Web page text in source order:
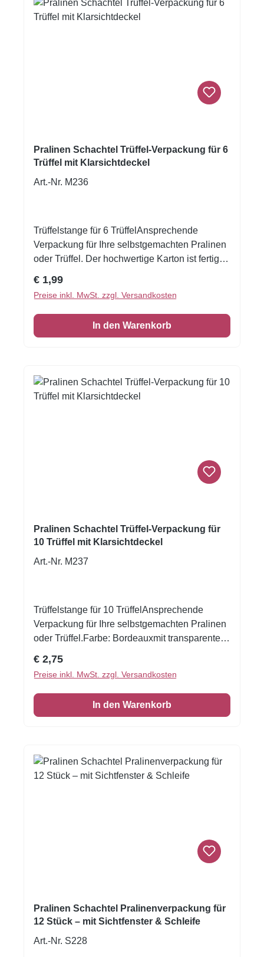
Pralinen, Trüffel, Konfekt, Mini-Gebäck oder
kleine Geschenke für besondere Anlässe wie
Pralinen Schachtel Trüffel-Verpackung für 6
Trüffel mit Klarsichtdeckel
Art.-Nr. M236
Trüffelstange für 6 TrüffelAnsprechende
Verpackung für Ihre selbstgemachten Pralinen
oder Trüffel. Der hochwertige Karton ist fertig
SchieberMaße: 188x30x30mmDie Trüffel sind
im Lieferumfang nicht
enthalten.Verpackungsmaße:19x3x3cm
Regulärer Preis:
€ 1,99
Preise inkl. MwSt. zzgl. Versandkosten
In den Warenkorb
Pralinen Schachtel Trüffel-Verpackung für
10 Trüffel mit Klarsichtdeckel
Art.-Nr. M237
Trüffelstange für 10 TrüffelAnsprechende
Verpackung für Ihre selbstgemachten Pralinen
oder Trüffel.Farbe: Bordeauxmit transparentem
Papierkapseln sind im Lieferumfang nicht
enthalten.Verpackungsmaße:30x3x3cm
Regulärer Preis:
€ 2,75
Preise inkl. MwSt. zzgl. Versandkosten
In den Warenkorb
Pralinen Schachtel Pralinenverpackung für
12 Stück – mit Sichtfenster & Schleife
Art.-Nr. S228